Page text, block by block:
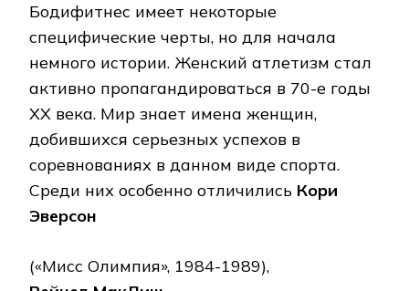
Бодифитнес имеет некоторые
специфические черты, но для начала
немного истории. Женский атлетизм стал
активно пропагандироваться в 70-е годы
XX века. Мир знает имена женщин,
добившихся серьезных успехов в
соревнованиях в данном виде спорта.
Среди них особенно отличились Кори
Эверсон
(«Мисс Олимпия», 1984-1989),